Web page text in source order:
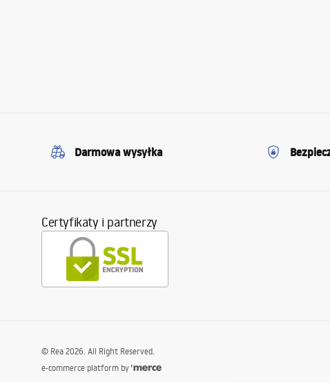
Darmowa wysyłka
Certyfikaty i partnerzy
© Rea 2026. All Right Reserved.
e-commerce platform by